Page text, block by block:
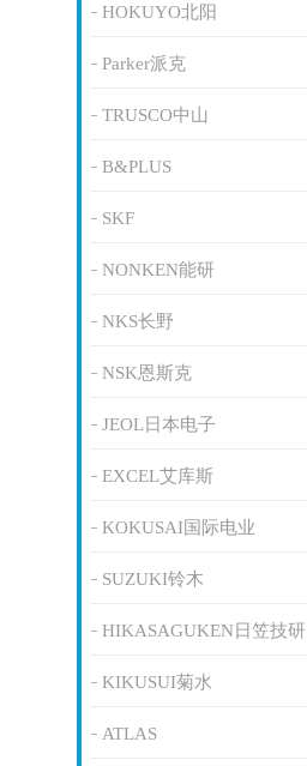
HOKUYO北阳
Parker派克
TRUSCO中山
B&PLUS
SKF
NONKEN能研
NKS长野
NSK恩斯克
JEOL日本电子
EXCEL艾库斯
KOKUSAI国际电业
SUZUKI铃木
HIKASAGUKEN日笠技研
KIKUSUI菊水
ATLAS